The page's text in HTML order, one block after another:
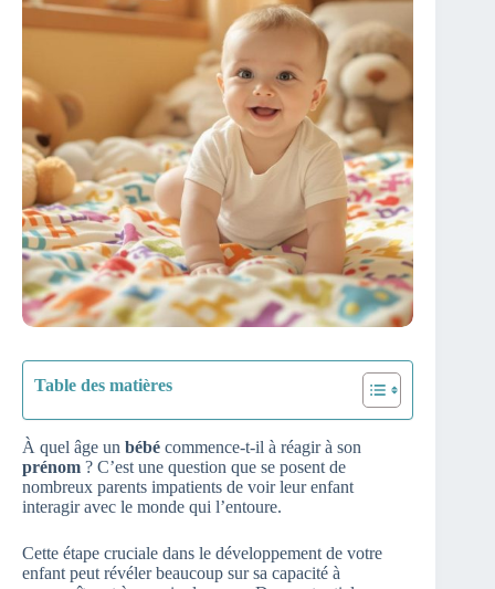
Table des matières
À quel âge un bébé commence-t-il à réagir à son
prénom ? C’est une question que se posent de
nombreux parents impatients de voir leur enfant
interagir avec le monde qui l’entoure.
Cette étape cruciale dans le développement de votre
enfant peut révéler beaucoup sur sa capacité à